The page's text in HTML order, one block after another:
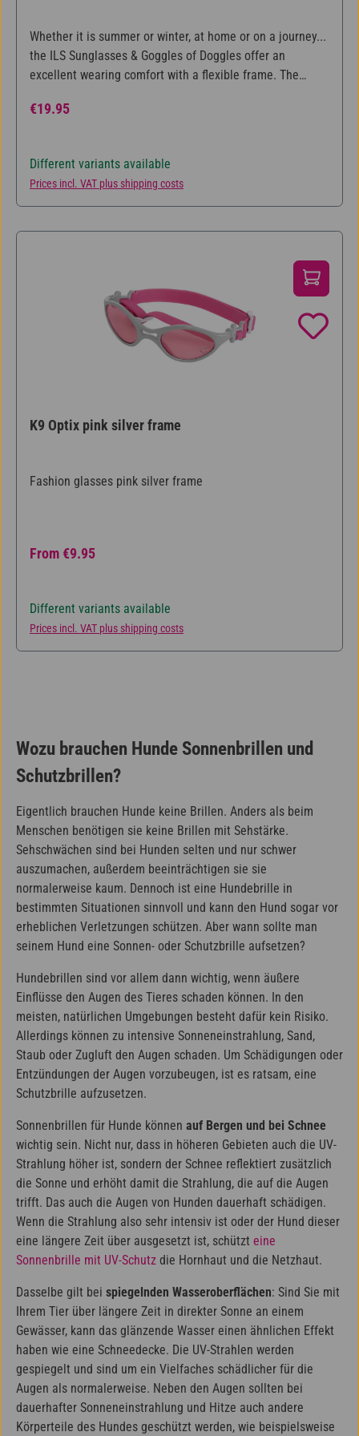
Whether it is summer or winter, at home or on a journey...
the ILS Sunglasses & Goggles of Doggles offer an
excellent wearing comfort with a flexible frame. The
replaceable and give your dog 100% UV-protection. Size -
- 16,2 cm - 100 % UV-protection - Excellent wearing
comfort - Flexible frame - Impact resistant & replaceable
polycarbonate lenses
Regular price:
€19.95
Different variants available
Prices incl. VAT plus shipping costs
K9 Optix pink silver frame
Fashion glasses pink silver frame
Regular price:
From €9.95
Different variants available
Prices incl. VAT plus shipping costs
Wozu brauchen Hunde Sonnenbrillen und
Schutzbrillen?
Eigentlich brauchen Hunde keine Brillen. Anders als beim
Menschen benötigen sie keine Brillen mit Sehstärke.
Sehschwächen sind bei Hunden selten und nur schwer
auszumachen, außerdem beeinträchtigen sie sie
normalerweise kaum. Dennoch ist eine Hundebrille in
bestimmten Situationen sinnvoll und kann den Hund sogar vor
erheblichen Verletzungen schützen. Aber wann sollte man
seinem Hund eine Sonnen- oder Schutzbrille aufsetzen?
Hundebrillen sind vor allem dann wichtig, wenn äußere
Einflüsse den Augen des Tieres schaden können. In den
meisten, natürlichen Umgebungen besteht dafür kein Risiko.
Allerdings können zu intensive Sonneneinstrahlung, Sand,
Staub oder Zugluft den Augen schaden. Um Schädigungen oder
Entzündungen der Augen vorzubeugen, ist es ratsam, eine
Schutzbrille aufzusetzen.
Sonnenbrillen für Hunde können auf Bergen und bei Schnee
wichtig sein. Nicht nur, dass in höheren Gebieten auch die UV-
Strahlung höher ist, sondern der Schnee reflektiert zusätzlich
die Sonne und erhöht damit die Strahlung, die auf die Augen
trifft. Das auch die Augen von Hunden dauerhaft schädigen.
Wenn die Strahlung also sehr intensiv ist oder der Hund dieser
eine längere Zeit über ausgesetzt ist, schützt eine
Sonnenbrille mit UV-Schutz die Hornhaut und die Netzhaut.
Dasselbe gilt bei spiegelnden Wasseroberflächen: Sind Sie mit
Ihrem Tier über längere Zeit in direkter Sonne an einem
Gewässer, kann das glänzende Wasser einen ähnlichen Effekt
haben wie eine Schneedecke. Die UV-Strahlen werden
gespiegelt und sind um ein Vielfaches schädlicher für die
Augen als normalerweise. Neben den Augen sollten bei
dauerhafter Sonneneinstrahlung und Hitze auch andere
Körperteile des Hundes geschützt werden, wie beispielsweise